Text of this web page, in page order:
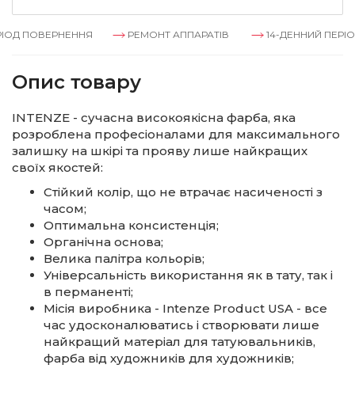
ПОВЕРНЕННЯ РЕМОНТ АППАРАТІВ 14-ДЕННИЙ
Опис товару
INTENZE - сучасна високоякісна фарба, яка
розроблена професіоналами для максимального
залишку на шкірі та прояву лише найкращих
своїх якостей:
Стійкий колір, що не втрачає насиченості з
часом;
Оптимальна консистенція;
Органічна основа;
Велика палітра кольорів;
Універсальність використання як в тату, так і
в перманенті;
Місія виробника - Intenze Product USA - все
час удосконалюватись і створювати лише
найкращий матеріал для татуювальників,
фарба від художників для художників;